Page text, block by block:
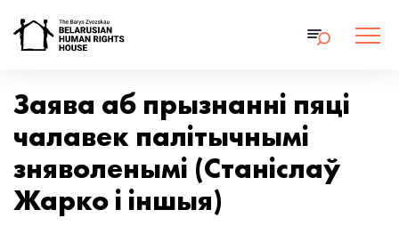
Заява аб прызнанні пяці
чалавек палітычнымі
зняволенымі (Станіслаў
Жарко і іншыя)